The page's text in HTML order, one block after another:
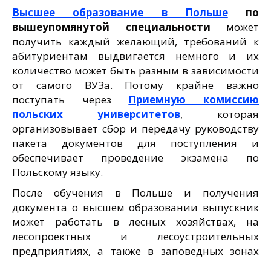
Высшее образование в Польшепо
вышеупомянутой специальности может
получить каждый желающий, требований к
абитуриентам выдвигается немного и их
количество может быть разным в зависимости
от самого ВУЗа. Потому крайне важно
поступать через Приемную комиссию
польских университетов, которая
организовывает сбор и передачу руководству
пакета документов для поступления и
обеспечивает проведение экзамена по
Польскому языку.
После обучения в Польше и получения
документа о высшем образовании выпускник
может работать в лесных хозяйствах, на
лесопроектных и лесоустроительных
предприятиях, а также в заповедных зонах